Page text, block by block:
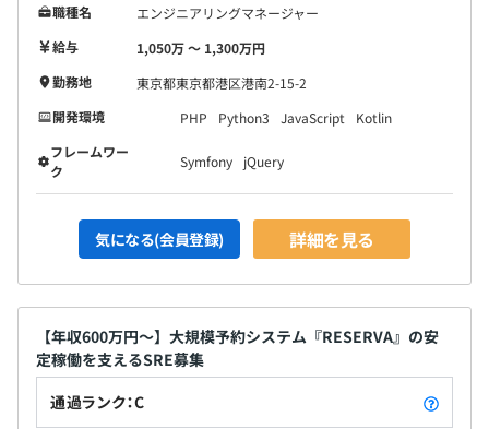
職種名
エンジニアリングマネージャー
給与
1,050万 〜 1,300万円
勤務地
東京都東京都港区港南2-15-2
開発環境
PHP Python3 JavaScript
Kotlin
フレームワー
ク
Symfony jQuery
気になる(会員登録) 詳細を見る
【年収600万円～】大規模予約システム『RESERVA』の安
定稼働を支えるSRE募集
通過ランク：C